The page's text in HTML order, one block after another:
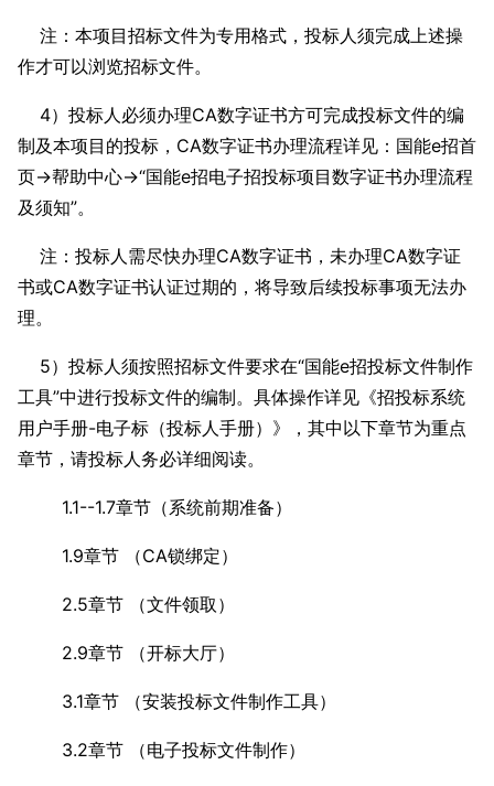
注：本项目招标文件为专用格式，投标人须完成上述操
作才可以浏览招标文件。
4）投标人必须办理CA数字证书方可完成投标文件的编
制及本项目的投标，CA数字证书办理流程详见：国能e招首
页→帮助中心→“国能e招电子招投标项目数字证书办理流程
及须知”。
注：投标人需尽快办理CA数字证书，未办理CA数字证
书或CA数字证书认证过期的，将导致后续投标事项无法办
理。
5）投标人须按照招标文件要求在“国能e招投标文件制作
工具”中进行投标文件的编制。具体操作详见《招投标系统
用户手册-电子标（投标人手册）》，其中以下章节为重点
章节，请投标人务必详细阅读。
1.1--1.7章节（系统前期准备）
1.9章节 （CA锁绑定）
2.5章节 （文件领取）
2.9章节 （开标大厅）
3.1章节 （安装投标文件制作工具）
3.2章节 （电子投标文件制作）